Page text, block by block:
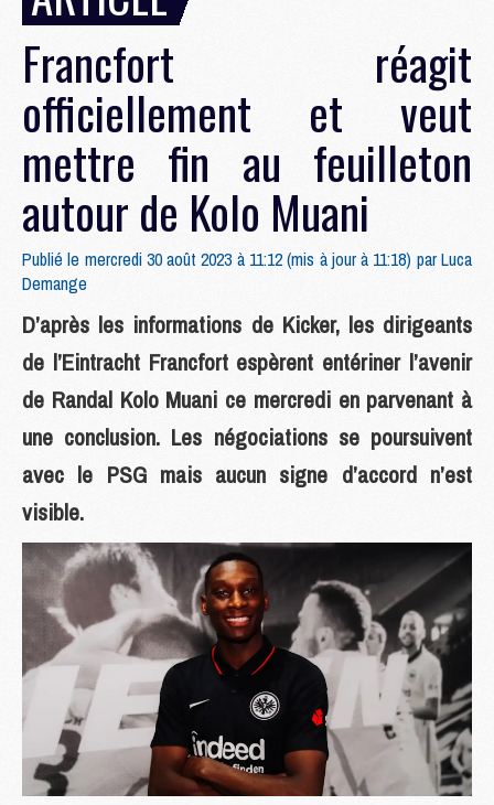
Francfort réagit
officiellement et veut
mettre fin au feuilleton
autour de Kolo Muani
Publié le mercredi 30 août 2023 à 11:12 (mis à jour à 11:18) parLuca
Demange
D’après les informations de Kicker, les dirigeants
de l’Eintracht Francfort espèrent entériner l’avenir
de Randal Kolo Muani ce mercredi en parvenant à
une conclusion. Les négociations se poursuivent
avec le PSG mais aucun signe d’accord n’est
visible.